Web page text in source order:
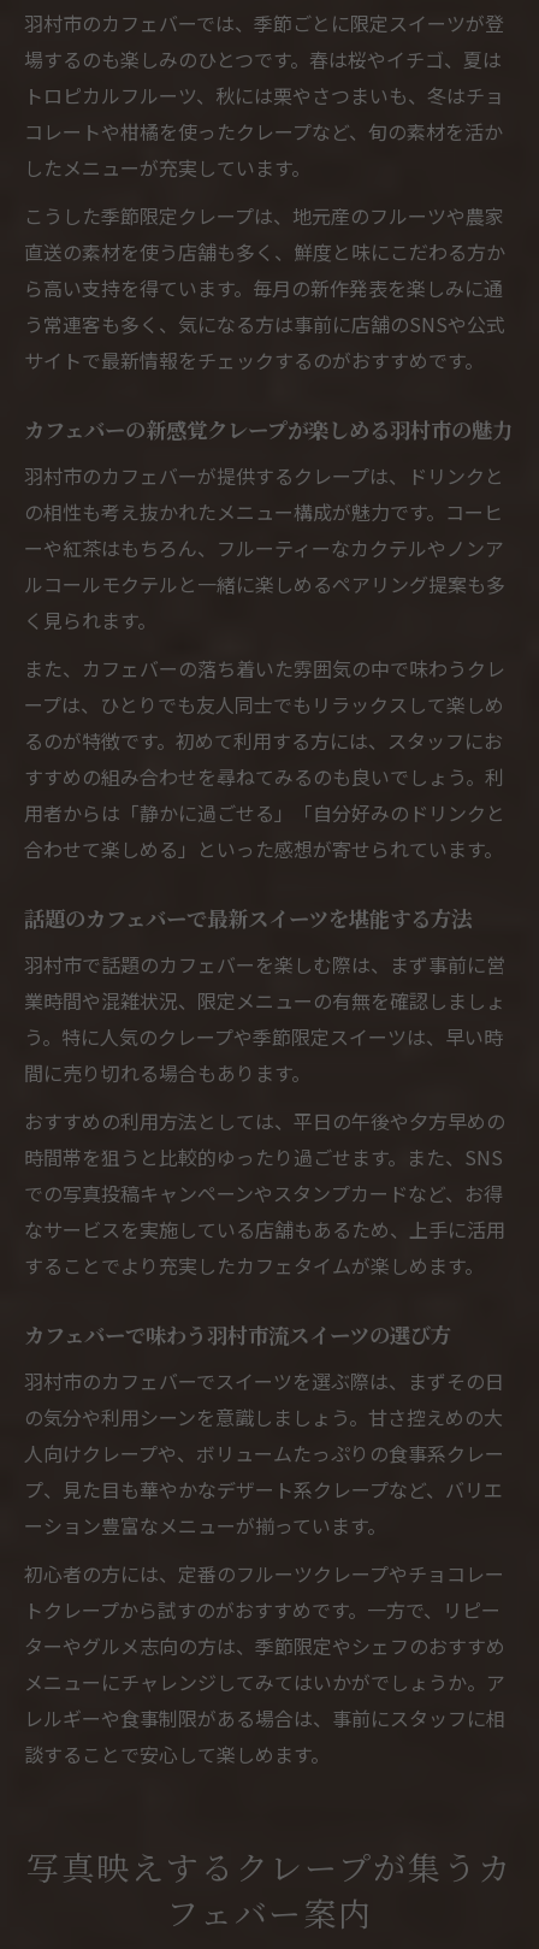
羽村市のカフェバーでは、季節ごとに限定スイーツが登
場するのも楽しみのひとつです。春は桜やイチゴ、夏は
トロピカルフルーツ、秋には栗やさつまいも、冬はチョ
コレートや柑橘を使ったクレープなど、旬の素材を活か
したメニューが充実しています。
こうした季節限定クレープは、地元産のフルーツや農家
直送の素材を使う店舗も多く、鮮度と味にこだわる方か
ら高い支持を得ています。毎月の新作発表を楽しみに通
う常連客も多く、気になる方は事前に店舗のSNSや公式
サイトで最新情報をチェックするのがおすすめです。
カフェバーの新感覚クレープが楽しめる羽村市の魅力
羽村市のカフェバーが提供するクレープは、ドリンクと
の相性も考え抜かれたメニュー構成が魅力です。コーヒ
ーや紅茶はもちろん、フルーティーなカクテルやノンア
ルコールモクテルと一緒に楽しめるペアリング提案も多
く見られます。
また、カフェバーの落ち着いた雰囲気の中で味わうクレ
ープは、ひとりでも友人同士でもリラックスして楽しめ
るのが特徴です。初めて利用する方には、スタッフにお
すすめの組み合わせを尋ねてみるのも良いでしょう。利
用者からは「静かに過ごせる」「自分好みのドリンクと
合わせて楽しめる」といった感想が寄せられています。
話題のカフェバーで最新スイーツを堪能する方法
羽村市で話題のカフェバーを楽しむ際は、まず事前に営
業時間や混雑状況、限定メニューの有無を確認しましょ
う。特に人気のクレープや季節限定スイーツは、早い時
間に売り切れる場合もあります。
おすすめの利用方法としては、平日の午後や夕方早めの
時間帯を狙うと比較的ゆったり過ごせます。また、SNS
での写真投稿キャンペーンやスタンプカードなど、お得
なサービスを実施している店舗もあるため、上手に活用
することでより充実したカフェタイムが楽しめます。
カフェバーで味わう羽村市流スイーツの選び方
羽村市のカフェバーでスイーツを選ぶ際は、まずその日
の気分や利用シーンを意識しましょう。甘さ控えめの大
人向けクレープや、ボリュームたっぷりの食事系クレー
プ、見た目も華やかなデザート系クレープなど、バリエ
ーション豊富なメニューが揃っています。
初心者の方には、定番のフルーツクレープやチョコレー
トクレープから試すのがおすすめです。一方で、リピー
ターやグルメ志向の方は、季節限定やシェフのおすすめ
メニューにチャレンジしてみてはいかがでしょうか。ア
レルギーや食事制限がある場合は、事前にスタッフに相
談することで安心して楽しめます。
写真映えするクレープが集うカ
フェバー案内